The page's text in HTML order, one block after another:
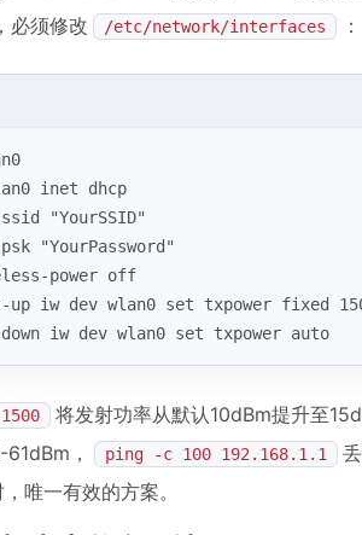
必须修改 /etc/network/interfaces ：
inet dhcp
"YourSSID"
"YourPassword"
power off
up iw dev wlan0 set txpower fixed
iw dev wlan0 set txpower auto
将发射功率从默认10dBm提升至
，
ping -c 100 192.168.1.1
唯一有效的方案。